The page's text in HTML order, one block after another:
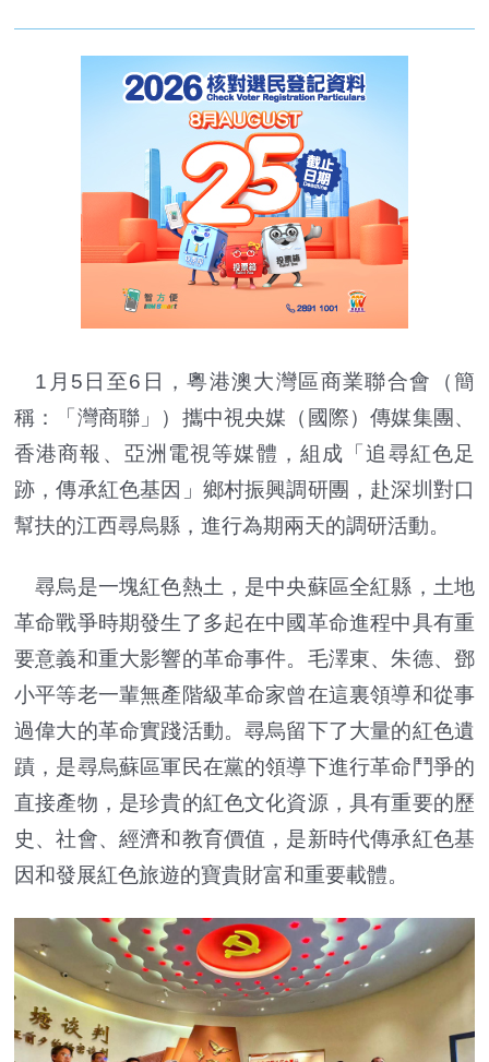
1月5日至6日，粵港澳大灣區商業聯合會（簡
稱：「灣商聯」）攜中視央媒（國際）傳媒集團、
香港商報、亞洲電視等媒體，組成「追尋紅色足
跡，傳承紅色基因」鄉村振興調研團，赴深圳對口
幫扶的江西尋烏縣，進行為期兩天的調研活動。
尋烏是一塊紅色熱土，是中央蘇區全紅縣，土地
革命戰爭時期發生了多起在中國革命進程中具有重
要意義和重大影響的革命事件。毛澤東、朱德、鄧
小平等老一輩無產階級革命家曾在這裏領導和從事
過偉大的革命實踐活動。尋烏留下了大量的紅色遺
蹟，是尋烏蘇區軍民在黨的領導下進行革命鬥爭的
直接產物，是珍貴的紅色文化資源，具有重要的歷
史、社會、經濟和教育價值，是新時代傳承紅色基
因和發展紅色旅遊的寶貴財富和重要載體。